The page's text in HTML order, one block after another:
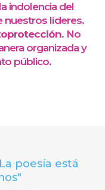
indolencia del
nuestros líderes.
. No
organizada y
público.
poesía está